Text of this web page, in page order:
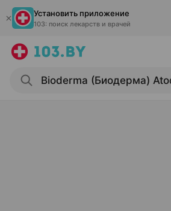
Установить приложение
103: поиск лекарств и врачей